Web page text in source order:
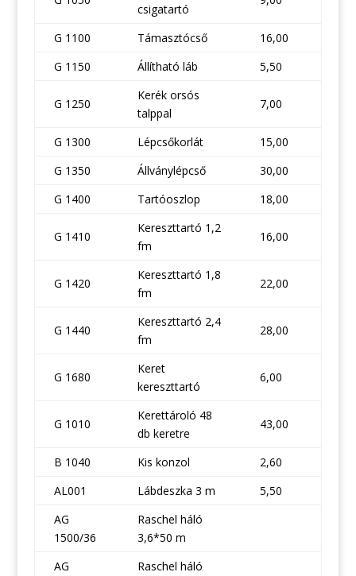
csigatartó
G 1100 Támasztócső
16,00
G 1150
Állítható láb 5,50
G 1250
Kerék orsós
talppal
7,00
G 1300 Lépcsőkorlát
15,00
G 1350
Állványlépcső
30,00
G 1400
Tartóoszlop 18,00
G 1410
Kereszttartó 1,2
fm
16,00
G 1420
Kereszttartó 1,8
fm
22,00
G 1440
Kereszttartó 2,4
fm
28,00
G 1680
Keret
kereszttartó
6,00
G 1010
Kerettároló 48
db keretre
43,00
B 1040 Kis konzol
2,60
AL001
Lábdeszka 3 m
5,50
AG
1500/36
Raschel háló
3,6*50 m
AG
Raschel háló